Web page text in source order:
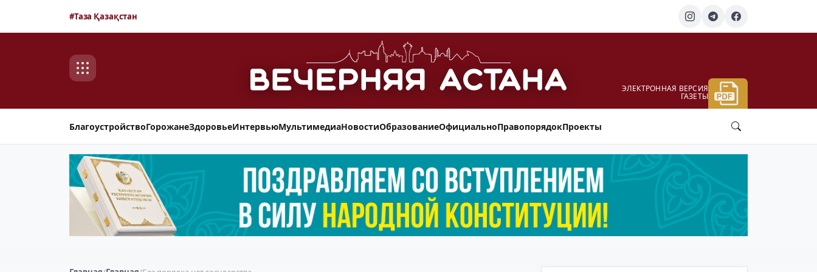
#Таза Қазақстан
ЭЛЕКТРОННАЯ ВЕРСИЯ
ГАЗЕТЫ
БлагоустройствоГорожанеЗдоровьеИнтервьюМультимедиаНовостиОбразованиеОфициальноПравопорядокПроекты